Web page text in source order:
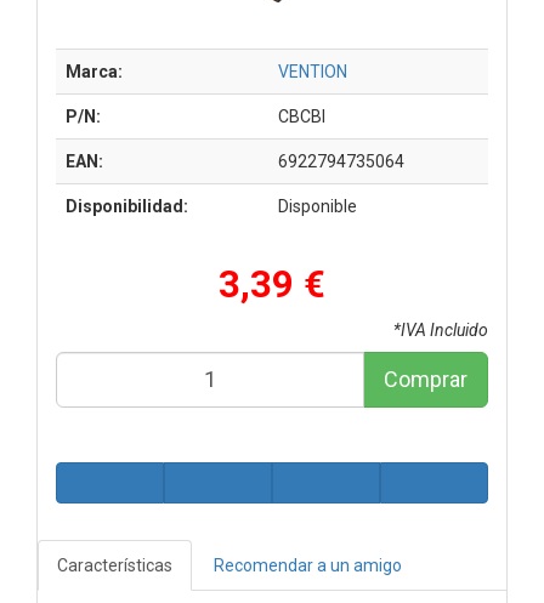
Marca: VENTION
P/N: CBCBI
EAN: 6922794735064
Disponibilidad: Disponible
3,39 €
*IVA Incluido
Comprar
Características Recomendar a un amigo